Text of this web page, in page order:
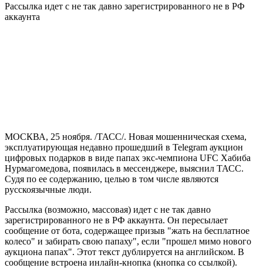
Рассылка идет с не так давно зарегистрированного не в РФ
аккаунта
МОСКВА, 25 ноября. /ТАСС/. Новая мошенническая схема,
эксплуатирующая недавно прошедший в Telegram аукцион
цифровых подарков в виде папах экс-чемпиона UFC Хабиба
Нурмагомедова, появилась в мессенджере, выяснил ТАСС.
Судя по ее содержанию, целью в том числе являются
русскоязычные люди.
Рассылка (возможно, массовая) идет с не так давно
зарегистрированного не в РФ аккаунта. Он пересылает
сообщение от бота, содержащее призыв "жать на бесплатное
колесо" и забирать свою папаху", если "прошел мимо нового
аукциона папах". Этот текст дублируется на английском. В
сообщение встроена инлайн-кнопка (кнопка со ссылкой).